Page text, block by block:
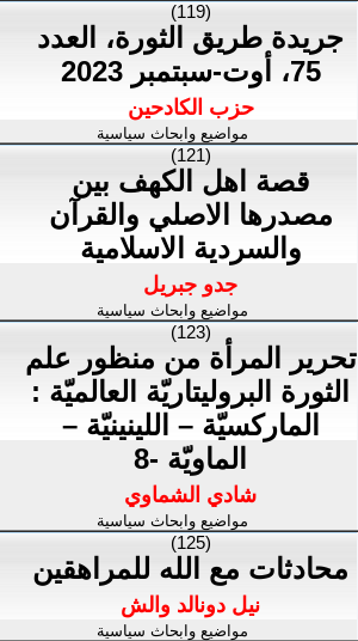
(119)
جريدة طريق الثورة، العدد
75، أوت-سبتمبر 2023
حزب الكادحين
مواضيع وابحاث سياسية
(121)
قصة اهل الكهف بين
مصدرها الاصلي والقرآن
والسردية الاسلامية
جدو جبريل
مواضيع وابحاث سياسية
(123)
تحرير المرأة من منظور علم
الثورة البروليتاريّة العالميّة :
الماركسيّة – اللينينيّة –
الماويّة -8
شادي الشماوي
مواضيع وابحاث سياسية
(125)
محادثات مع الله للمراهقين
نيل دونالد والش
مواضيع وابحاث سياسية